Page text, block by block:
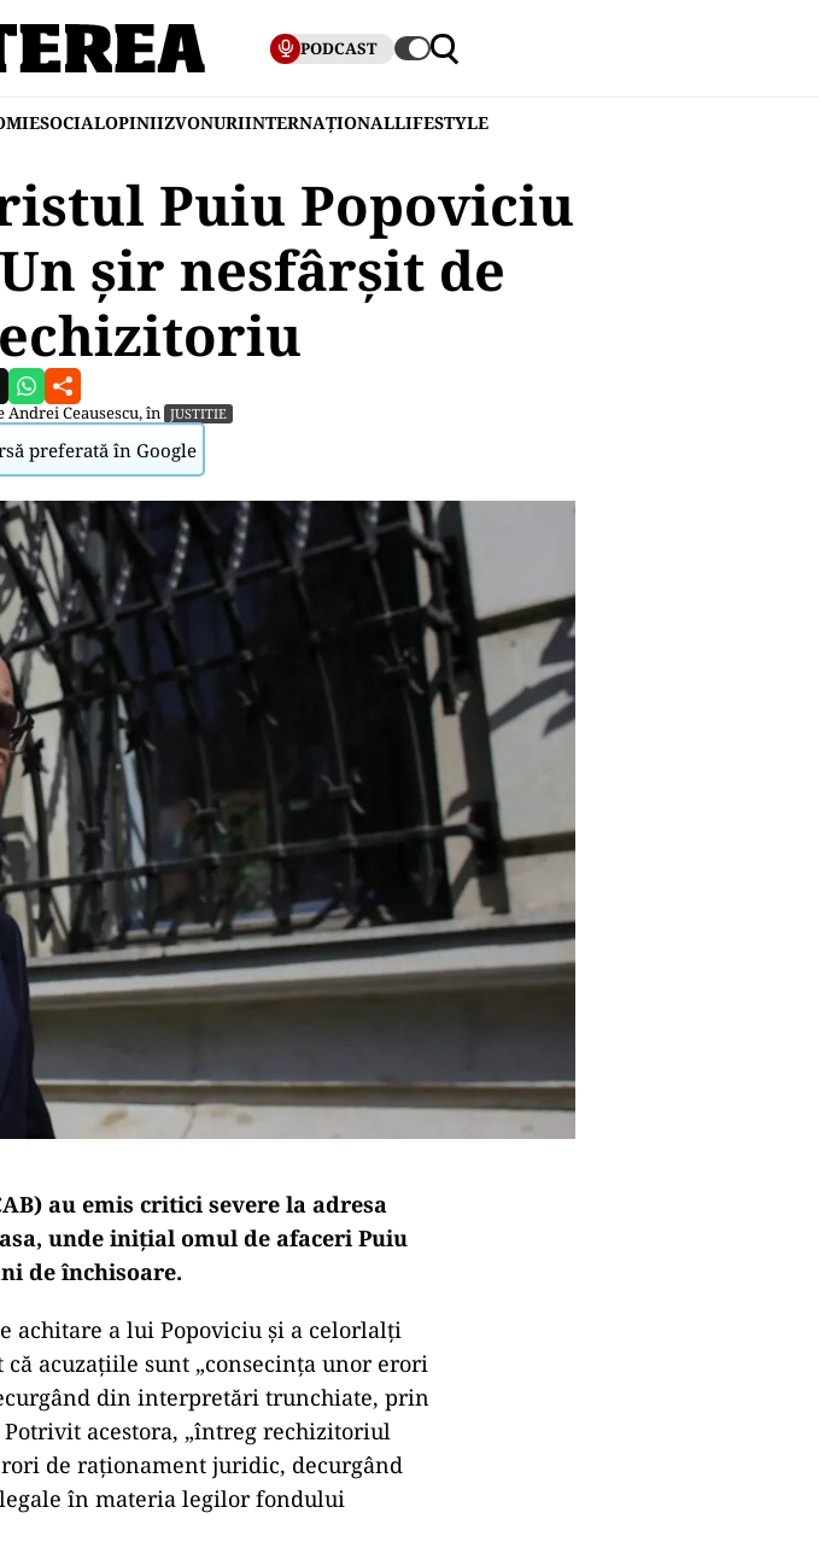
PODCAST
SOCIALOPINIIZVONURIINTERNAȚIONALLIFESTYLE
Puiu Popoviciu
șir nesfârșit de
Andrei Ceausescu, în JUSTITIE
preferată în Google
au emis critici severe la adresa
unde inițial omul de afaceri Puiu
de închisoare.
achitare a lui Popoviciu și a celorlalți
acuzațiile sunt „consecința unor erori
din interpretări trunchiate, prin
acestora, „întreg rechizitoriul
de raționament juridic, decurgând
în materia legilor fondului